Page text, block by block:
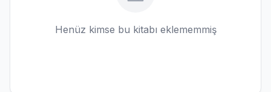
Henüz kimse bu kitabı eklememmiş